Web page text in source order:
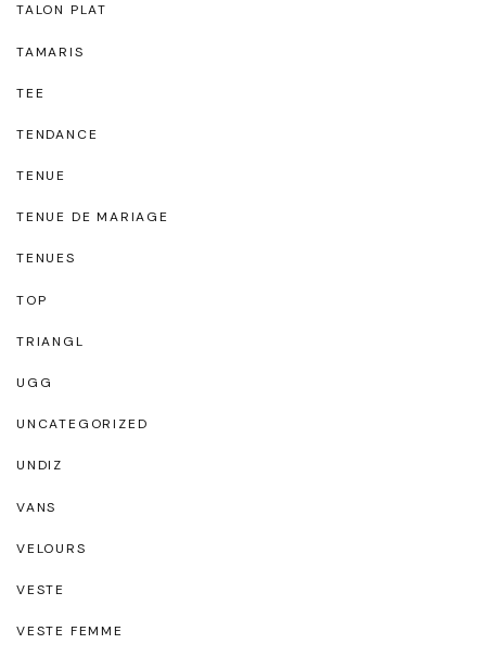
TALON PLAT
TAMARIS
TEE
TENDANCE
TENUE
TENUE DE MARIAGE
TENUES
TOP
TRIANGL
UGG
UNCATEGORIZED
UNDIZ
VANS
VELOURS
VESTE
VESTE FEMME